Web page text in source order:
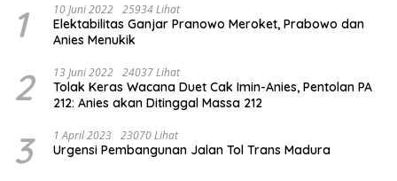
1 10 Juni 2022 25934 Lihat
Elektabilitas Ganjar Pranowo Meroket, Prabowo dan
Anies Menukik
2 13 Juni 2022 24037 Lihat
Tolak Keras Wacana Duet Cak Imin-Anies, Pentolan PA
212: Anies akan Ditinggal Massa 212
3 1 April 2023 23070 Lihat
Urgensi Pembangunan Jalan Tol Trans Madura